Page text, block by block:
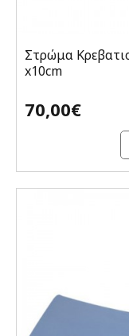
Στρώμα
x10cm
70,00€